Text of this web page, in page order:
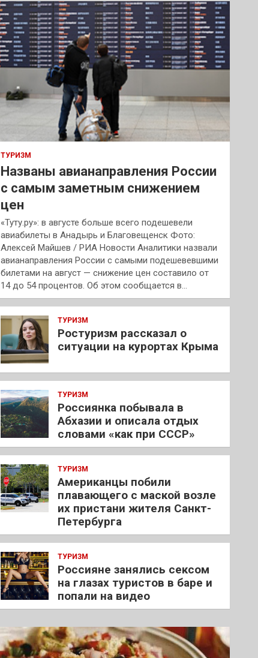
к
ТУРИЗМ
Названы авианаправления России
с самым заметным снижением
цен
«Туту.ру»: в августе больше всего подешевели
авиабилеты в Анадырь и Благовещенск Фото:
Алексей Майшев / РИА Новости Аналитики назвали
авианаправления России с самыми подешевевшими
билетами на август — снижение цен составило от
14 до 54 процентов. Об этом сообщается в…
ТУРИЗМ
Ростуризм рассказал о
ситуации на курортах Крыма
ТУРИЗМ
Россиянка побывала в
Абхазии и описала отдых
словами «как при СССР»
ТУРИЗМ
Американцы побили
плавающего с маской возле
их пристани жителя Санкт-
Петербурга
ТУРИЗМ
Россияне занялись сексом
на глазах туристов в баре и
попали на видео